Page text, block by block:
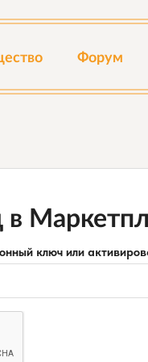
Форум
в
ключ или